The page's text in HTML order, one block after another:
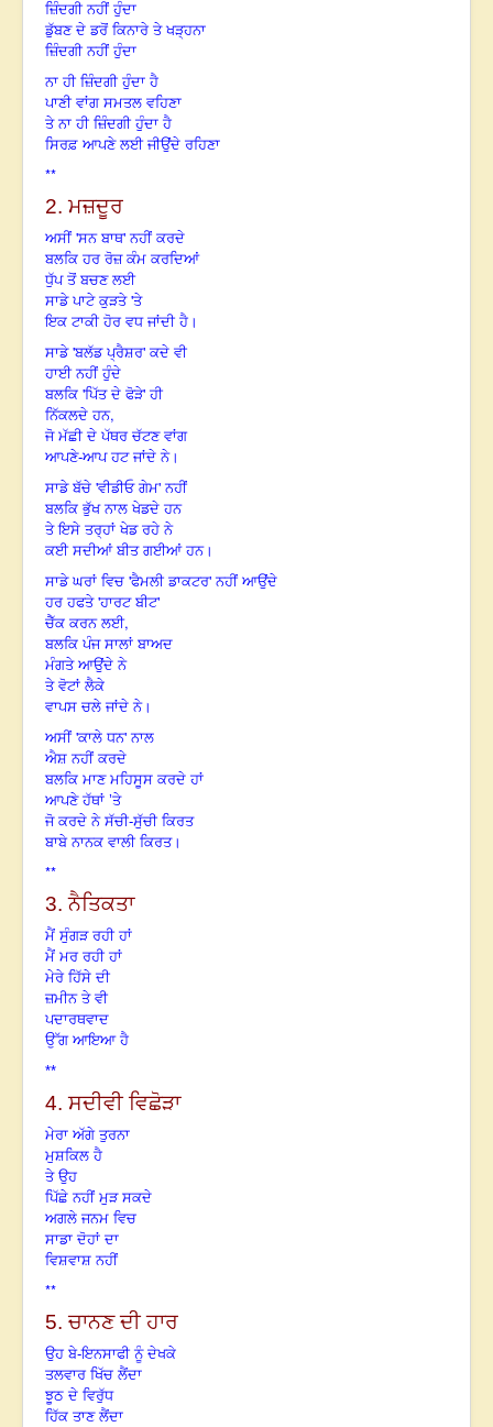
ਜ਼ਿੰਦਗੀ ਨਹੀਂ ਹੁੰਦਾ
ਡੁੱਬਣ ਦੇ ਡਰੋਂ ਕਿਨਾਰੇ ਤੇ ਖੜ੍ਹਨਾ
ਜ਼ਿੰਦਗੀ ਨਹੀਂ ਹੁੰਦਾ
ਨਾ ਹੀ ਜ਼ਿੰਦਗੀ ਹੁੰਦਾ ਹੈ
ਪਾਣੀ ਵਾਂਗ ਸਮਤਲ ਵਹਿਣਾ
ਤੇ ਨਾ ਹੀ ਜ਼ਿੰਦਗੀ ਹੁੰਦਾ ਹੈ
ਸਿਰਫ਼ ਆਪਣੇ ਲਈ ਜੀਉਂਦੇ ਰਹਿਣਾ
**
2.ਮਜ਼ਦੂਰ
ਅਸੀਂ 'ਸਨ ਬਾਥ' ਨਹੀਂ ਕਰਦੇ
ਬਲਕਿ ਹਰ ਰੋਜ਼ ਕੰਮ ਕਰਦਿਆਂ
ਧੁੱਪ ਤੋਂ ਬਚਣ ਲਈ
ਸਾਡੇ ਪਾਟੇ ਕੁੜਤੇ 'ਤੇ
ਇਕ ਟਾਕੀ ਹੋਰ ਵਧ ਜਾਂਦੀ ਹੈ।
ਸਾਡੇ 'ਬਲੱਡ ਪ੍ਰੈਸ਼ਰ' ਕਦੇ ਵੀ
ਹਾਈ ਨਹੀਂ ਹੁੰਦੇ
ਬਲਕਿ 'ਪਿੱਤ ਦੇ ਫੋੜੇ' ਹੀ
ਨਿੱਕਲਦੇ ਹਨ,
ਜੋ ਮੱਛੀ ਦੇ ਪੱਥਰ ਚੱਟਣ ਵਾਂਗ
ਆਪਣੇ-ਆਪ ਹਟ ਜਾਂਦੇ ਨੇ।
ਸਾਡੇ ਬੱਚੇ 'ਵੀਡੀਓ ਗੇਮ' ਨਹੀਂ
ਬਲਕਿ ਭੁੱਖ ਨਾਲ ਖੇਡਦੇ ਹਨ
ਤੇ ਇਸੇ ਤਰ੍ਹਾਂ ਖੇਡ ਰਹੇ ਨੇ
ਕਈ ਸਦੀਆਂ ਬੀਤ ਗਈਆਂ ਹਨ।
ਸਾਡੇ ਘਰਾਂ ਵਿਚ 'ਫੈਮਲੀ ਡਾਕਟਰ' ਨਹੀਂ ਆਉਂਦੇ
ਹਰ ਹਫਤੇ 'ਹਾਰਟ ਬੀਟ'
ਚੈੱਕ ਕਰਨ ਲਈ,
ਬਲਕਿ ਪੰਜ ਸਾਲਾਂ ਬਾਅਦ
ਮੰਗਤੇ ਆਉਂਦੇ ਨੇ
ਤੇ ਵੋਟਾਂ ਲੈਕੇ
ਵਾਪਸ ਚਲੇ ਜਾਂਦੇ ਨੇ।
ਅਸੀਂ 'ਕਾਲੇ ਧਨ' ਨਾਲ
ਐਸ਼ ਨਹੀਂ ਕਰਦੇ
ਬਲਕਿ ਮਾਣ ਮਹਿਸੂਸ ਕਰਦੇ ਹਾਂ
ਆਪਣੇ ਹੱਥਾਂ ’ਤੇ
ਜੋ ਕਰਦੇ ਨੇ ਸੱਚੀ-ਸੁੱਚੀ ਕਿਰਤ
ਬਾਬੇ ਨਾਨਕ ਵਾਲੀ ਕਿਰਤ।
**
3.ਨੈਤਿਕਤਾ
ਮੈਂ ਸੁੰਗੜ ਰਹੀ ਹਾਂ
ਮੈਂ ਮਰ ਰਹੀ ਹਾਂ
ਮੇਰੇ ਹਿੱਸੇ ਦੀ
ਜ਼ਮੀਨ ਤੇ ਵੀ
ਪਦਾਰਥਵਾਦ
ਉੱਗ ਆਇਆ ਹੈ
**
4.ਸਦੀਵੀ ਵਿਛੋੜਾ
ਮੇਰਾ ਅੱਗੇ ਤੁਰਨਾ
ਮੁਸ਼ਕਿਲ ਹੈ
ਤੇ ਉਹ
ਪਿੱਛੇ ਨਹੀਂ ਮੁੜ ਸਕਦੇ
ਅਗਲੇ ਜਨਮ ਵਿਚ
ਸਾਡਾ ਦੋਹਾਂ ਦਾ
ਵਿਸ਼ਵਾਸ਼ ਨਹੀਂ
**
5.ਚਾਨਣ ਦੀ ਹਾਰ
ਉਹ ਬੇ-ਇਨਸਾਫੀ ਨੂੰ ਦੇਖਕੇ
ਤਲਵਾਰ ਖਿੱਚ ਲੈਂਦਾ
ਝੂਠ ਦੇ ਵਿਰੁੱਧ
ਹਿੱਕ ਤਾਣ ਲੈਂਦਾ